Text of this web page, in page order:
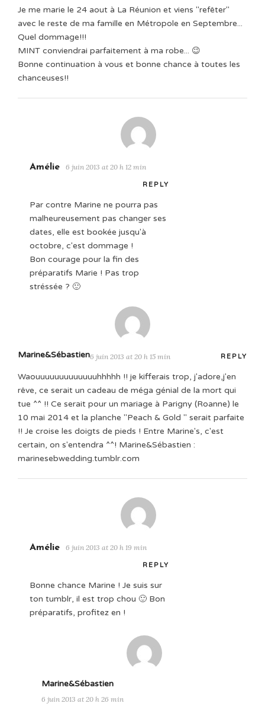
Je me marie le 24 aout à La Réunion et viens "refêter"
avec le reste de ma famille en Métropole en Septembre...
Quel dommage!!!
MINT conviendrai parfaitement à ma robe... 😉
Bonne continuation à vous et bonne chance à toutes les
chanceuses!!
Amélie 6 juin 2013 at 20 h 12 min
REPLY
Par contre Marine ne pourra pas
malheureusement pas changer ses
dates, elle est bookée jusqu'à
octobre, c'est dommage !
Bon courage pour la fin des
préparatifs Marie ! Pas trop
stréssée ? 🙂
Marine&Sébastien6 juin 2013 at 20 h 15 min REPLY
Waouuuuuuuuuuuuuhhhhh !! je kifferais trop, j'adore,j'en
rêve, ce serait un cadeau de méga génial de la mort qui
tue ^^ !! Ce serait pour un mariage à Parigny (Roanne) le
10 mai 2014 et la planche "Peach & Gold " serait parfaite
!! Je croise les doigts de pieds ! Entre Marine's, c'est
certain, on s'entendra ^^! Marine&Sébastien :
marinesebwedding.tumblr.com
Amélie 6 juin 2013 at 20 h 19 min
REPLY
Bonne chance Marine ! Je suis sur
ton tumblr, il est trop chou 🙂 Bon
préparatifs, profitez en !
Marine&Sébastien
6 juin 2013 at 20 h 26 min